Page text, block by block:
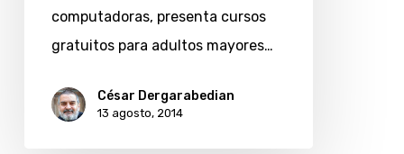
computadoras, presenta cursos
gratuitos para adultos mayores…
César Dergarabedian
13 agosto, 2014